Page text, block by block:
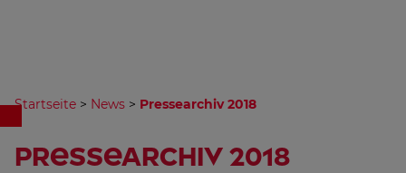
Startseite > News > Pressearchiv 2018
Pressearchiv 2018